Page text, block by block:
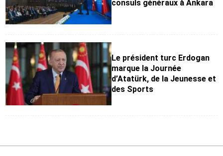
consuls généraux à Ankara
Le président turc Erdogan
marque la Journée
d’Atatürk, de la Jeunesse et
des Sports